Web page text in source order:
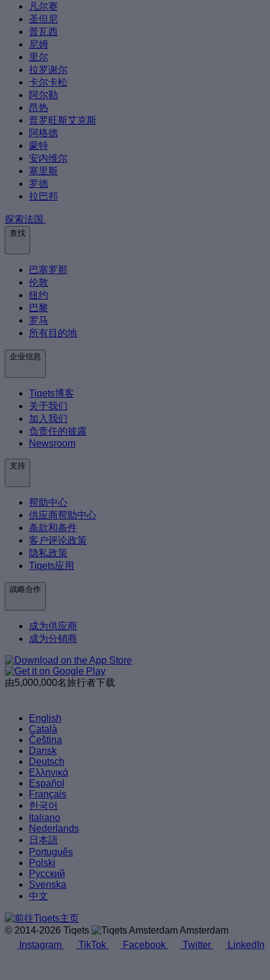
凡尔赛
圣但尼
普瓦西
尼姆
里尔
拉罗谢尔
卡尔卡松
阿尔勒
昂热
普罗旺斯艾克斯
阿格德
蒙特
安内维尔
塞里斯
罗德
拉巴邦
探索法国
查找
巴塞罗那
伦敦
纽约
巴黎
罗马
所有目的地
企业信息
Tiqets博客
关于我们
加入我们
负责任的披露
Newsroom
支持
帮助中心
供应商帮助中心
条款和条件
客户评论政策
隐私政策
Tiqets应用
战略合作
成为供应商
成为分销商
由5,000,000名旅行者下载
English
Català
Čeština
Dansk
Deutsch
Ελληνικά
Español
Français
한국어
Italiano
Nederlands
日本語
Português
Polski
Русский
Svenska
中文
© 2014-2026 Tiqets
Amsterdam
Instagram
TikTok Facebook Twitter LinkedIn